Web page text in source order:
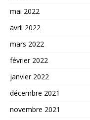
mai 2022
avril 2022
mars 2022
février 2022
janvier 2022
décembre 2021
novembre 2021